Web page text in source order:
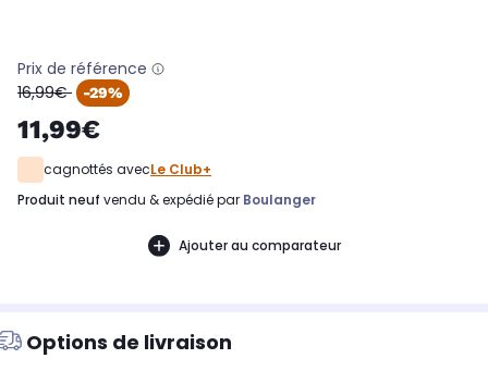
Prix de référence
oldPrice
16,99€ -29%
11,99€
cagnottés avecLe Club+
produit neuf vendu & expédié par Boulanger
Ajouter au comparateur
Options de livraison